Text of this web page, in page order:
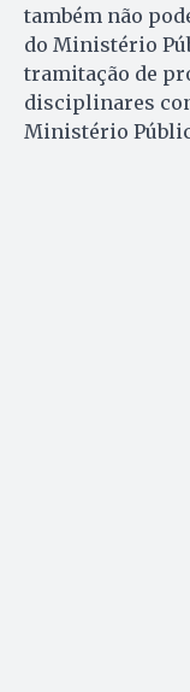
também não
do Ministério
tramitação de
disciplinares
Ministério